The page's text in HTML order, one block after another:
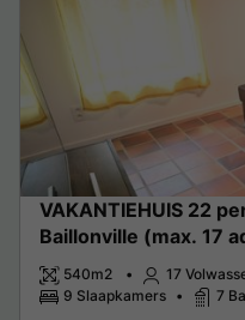
VAKANTIEHUIS 22
Baillonville (max. 17
540m2 17
9 Slaapkamers
7